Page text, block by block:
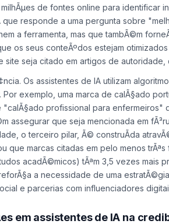
de fontes online para identificar
responde a uma pergunta sobre
a ferramenta, mas que tambÃ©m
os seus conteÃºdos estejam otimizados
site seja citado em artigos de
Os assistentes de IA utilizam
exemplo, uma marca de calÃ§ado
profissional para enfermeiros"
assegurar que seja mencionada em
o terceiro pilar, Ã© construÃ­da
que marcas citadas em pelo menos
acadÃ©micos) tÃªm 3,5 vezes mais
a necessidade de uma
e parcerias com influenciadores
em assistentes de IA na